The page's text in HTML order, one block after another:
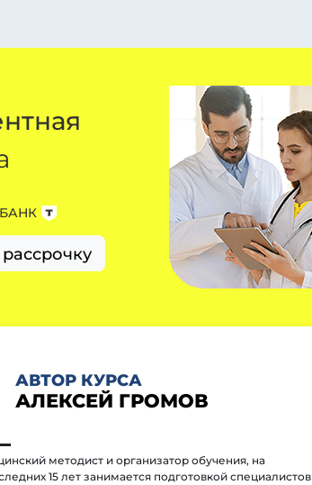
АВТОР КУРСА
АЛЕКСЕЙ ГРОМОВ
методист и организатор обучения, на
15 лет занимается подготовкой специалистов